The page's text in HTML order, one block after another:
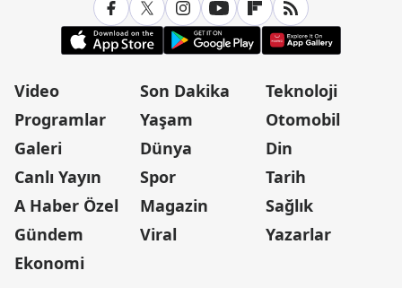
Video
Programlar
Galeri
Canlı Yayın
A Haber Özel
Gündem
Ekonomi
Son Dakika
Yaşam
Dünya
Spor
Magazin
Viral
Teknoloji
Otomobil
Din
Tarih
Sağlık
Yazarlar